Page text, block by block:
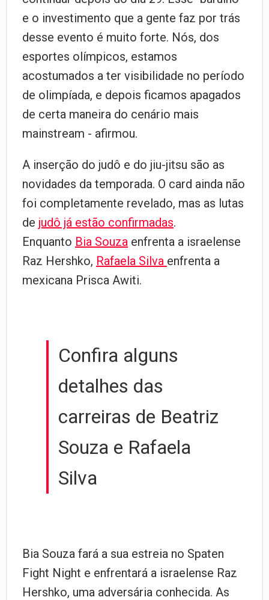
e o investimento que a gente faz por trás
desse evento é muito forte. Nós, dos
esportes olímpicos, estamos
acostumados a ter visibilidade no período
de olimpíada, e depois ficamos apagados
de certa maneira do cenário mais
mainstream - afirmou.
A inserção do judô e do jiu-jitsu são as
novidades da temporada. O card ainda não
foi completamente revelado, mas as lutas
de judô já estão confirmadas.
Enquanto Bia Souza enfrenta a israelense
Raz Hershko, Rafaela Silva enfrenta a
mexicana Prisca Awiti.
Confira alguns
detalhes das
carreiras de Beatriz
Souza e Rafaela
Silva
Bia Souza fará a sua estreia no Spaten
Fight Night e enfrentará a israelense Raz
Hershko, uma adversária conhecida. As